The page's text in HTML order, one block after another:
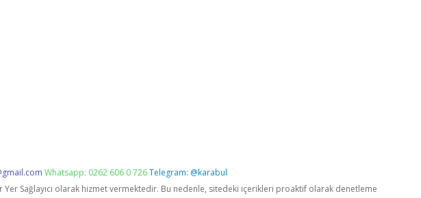
Whatsapp: 0262 606 0 726Telegram: @karabul
Yer Sağlayıcı olarak hizmet vermektedir. Bu nedenle, sitedeki içerikleri proaktif olarak denetleme